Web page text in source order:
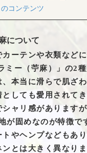
コンテンツ
について
ーテンや衣類など
ー（苧麻）」の2種
本当に滑らで肌ざ
しても愛用されてき
ャリ感があります
が固めなのが特徴で
やヘンプなどもあ
とは大きく異なりま